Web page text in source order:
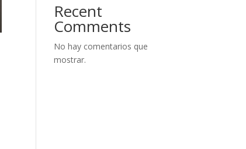
Recent
Comments
No hay comentarios que
mostrar.